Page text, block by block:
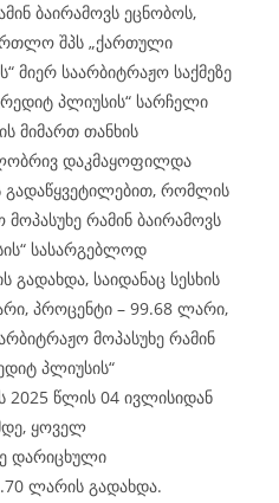
ბაირამოვს ეცნობოს,
შპს „ქართული
მიერ საარბიტრაჟო საქმეზე
პლიუსის“ სარჩელი
მიმართ თანხის
დაკმაყოფილდა
რომლის
რამინ ბაირამოვს
სასარგებლოდ
საიდანაც სესხის
პროცენტი – 99.68 ლარი,
მოპასუხე რამინ
პლიუსის“
წლის 04 ივლისიდან
ყოველ
დარიცხული
ლარის გადახდა.